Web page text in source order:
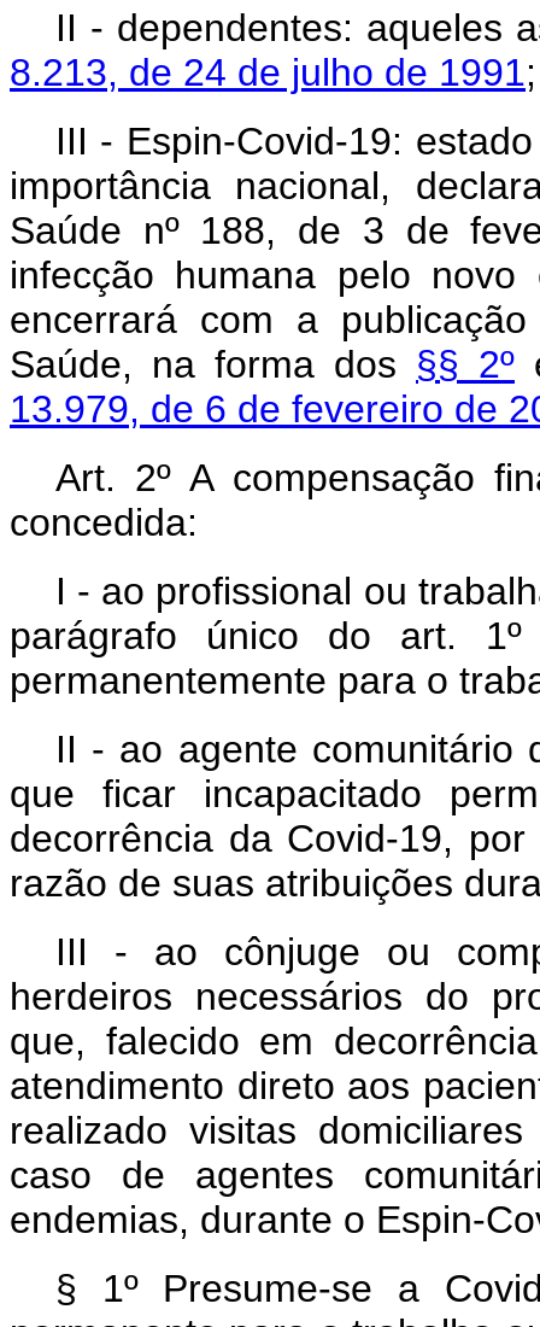
II - dependentes: aqueles
8.213, de 24 de julho de 1991;
III - Espin-Covid-19:
importância nacional,
Saúde nº 188, de 3 de
infecção humana pelo novo
encerrará com a
Saúde, na forma dos §§ 2º
13.979, de 6 de fevereiro de
Art. 2º A compensação
concedida:
I - ao profissional ou
parágrafo único do art.
permanentemente para o
II - ao agente comunitário
que ficar incapacitado
decorrência da Covid-19,
razão de suas atribuições
III - ao cônjuge ou
herdeiros necessários do
que, falecido em
atendimento direto aos
realizado visitas
caso de agentes
endemias, durante o Espin-
§ 1º Presume-se a